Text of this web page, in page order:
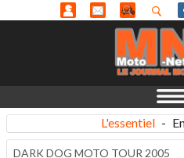
L'essentiel -
DARK DOG MOTO TOUR 2005